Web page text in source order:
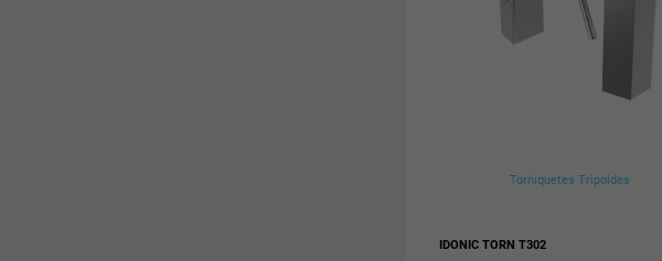
Torniquetes Tripoides
IDONIC TORN T302